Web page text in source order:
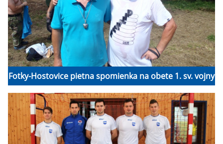
Fotky-Hostovice pietna spomienka na obete 1. sv. vojny